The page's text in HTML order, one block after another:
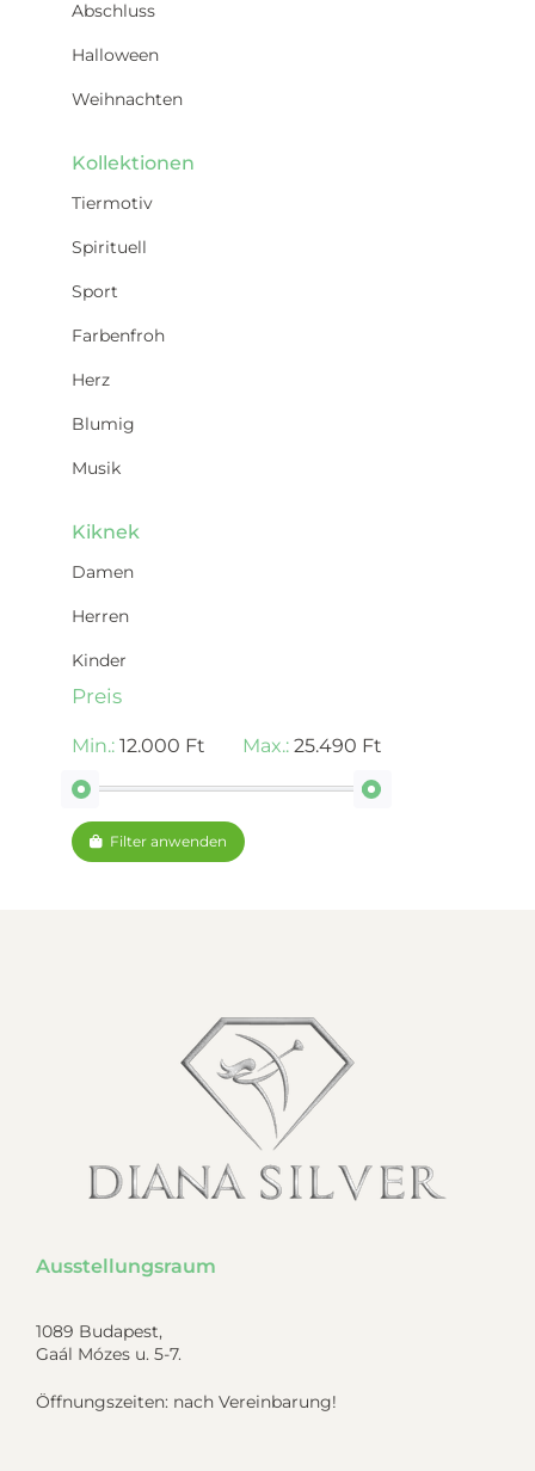
Abschluss
Halloween
Weihnachten
Kollektionen
Tiermotiv
Spirituell
Sport
Farbenfroh
Herz
Blumig
Musik
Kiknek
Damen
Herren
Kinder
Preis
Min.: 12.000 Ft Max.: 25.490 Ft
Filter anwenden
Ausstellungsraum
1089 Budapest,
Gaál Mózes u. 5-7.
Öffnungszeiten: nach Vereinbarung!